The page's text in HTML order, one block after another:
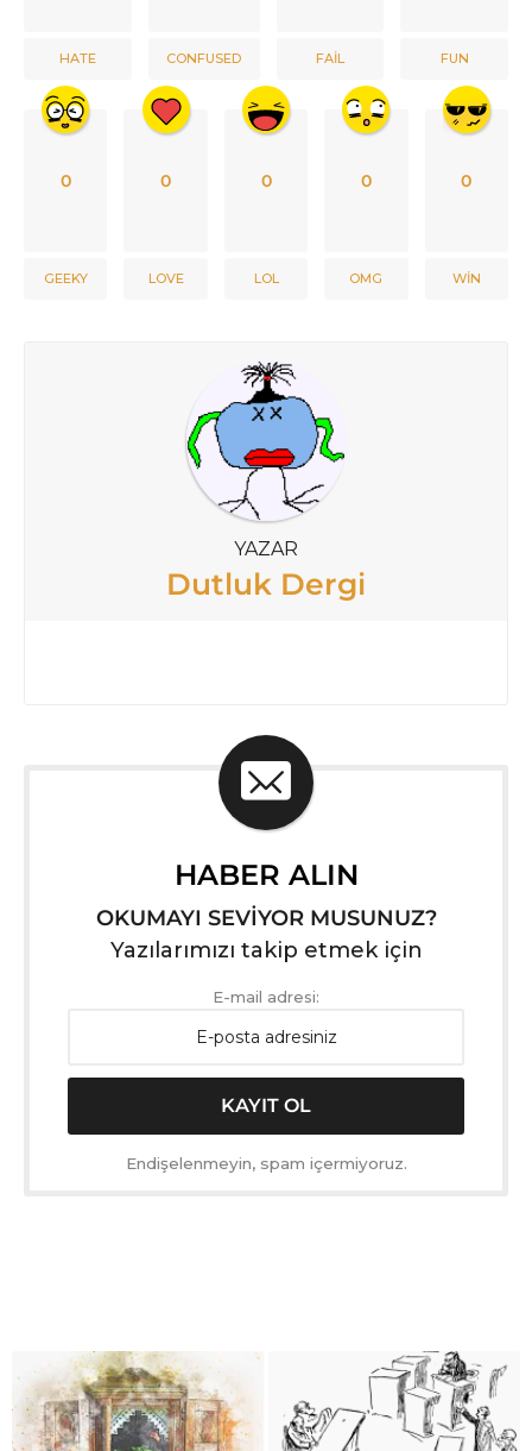
HATE CONFUSED FAIL FUN
0
GEEKY
0
LOVE
0
LOL
0
OMG
0
WIN
YAZAR
Dutluk Dergi
HABER ALIN
OKUMAYI SEVİYOR MUSUNUZ?
Yazılarımızı takip etmek için
E-mail adresi:
Endişelenmeyin, spam içermiyoruz.